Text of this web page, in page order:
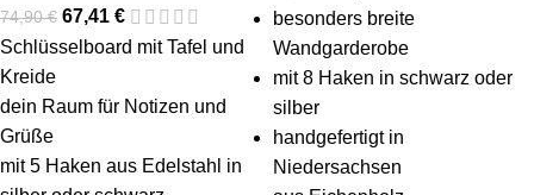
74,90€ 67,41 €
Schlüsselboard mit Tafel und
Kreide
dein Raum für Notizen und
Grüße
mit 5 Haken aus Edelstahl in
besonders breite
Wandgarderobe
mit 8 Haken in schwarz oder
silber
handgefertigt in
Niedersachsen